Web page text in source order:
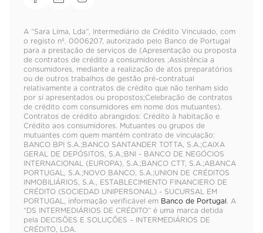
A “Sara Lima, Lda”, Intermediário de Crédito Vinculado, com
o registo nº. 0006207, autorizado pelo Banco de Portugal
para a prestação de serviços de (Apresentação ou proposta
de contratos de crédito a consumidores ;Assistência a
consumidores, mediante a realização de atos preparatórios
ou de outros trabalhos de gestão pré-contratual
relativamente a contratos de crédito que não tenham sido
por si apresentados ou propostos;Celebração de contratos
de crédito com consumidores em nome dos mutuantes).
Contratos de crédito abrangidos: Crédito à habitação e
Crédito aos consumidores. Mutuantes ou grupos de
mutuantes com quem mantém contrato de vinculação:
BANCO BPI S.A.;BANCO SANTANDER TOTTA, S.A.;CAIXA
GERAL DE DEPÓSITOS, S.A.;BNI - BANCO DE NEGÓCIOS
INTERNACIONAL (EUROPA), S.A.;BANCO CTT, S.A.;ABANCA
PORTUGAL, S.A.;NOVO BANCO, S.A.;UNION DE CRÉDITOS
INMOBILIÁRIOS, S.A., ESTABLECIMIENTO FINANCIERO DE
CRÉDITO (SOCIEDAD UNIPERSONAL) - SUCURSAL EM
PORTUGAL, informação verificável em Banco de Portugal. A
“DS INTERMEDIÁRIOS DE CRÉDITO” é uma marca detida
pela DECISÕES E SOLUÇÕES – INTERMEDIÁRIOS DE
CRÉDITO, LDA.